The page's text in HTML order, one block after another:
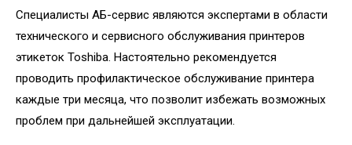
Специалисты АБ-сервис являются экспертами в области
технического и сервисного обслуживания принтеров
этикеток Toshiba. Настоятельно рекомендуется
проводить профилактическое обслуживание принтера
каждые три месяца, что позволит избежать возможных
проблем при дальнейшей эксплуатации.